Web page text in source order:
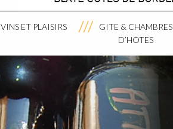
VINS ET PLAISIRS
GITE & CHAMBRES
D’HÔTES